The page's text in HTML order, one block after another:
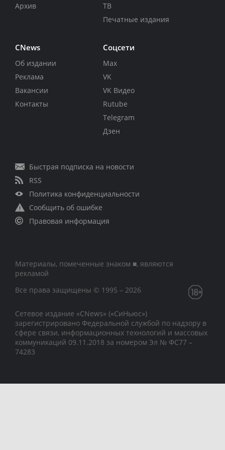
Архив
ТВ
Печатные издания
CNews
Об издании
Реклама
Вакансии
Контакты
Соцсети
Max
VK
VK Видео
Rutube
Telegram
Дзен
Быстрая подписка на новости
RSS
Политика конфиденциальности
Сообщить об ошибке
Правовая информация
Материалы, помеченные знаком ■, являются
рекламой
Все права защищены © 1995 – 2026
Сетевое издание «CNews» («СиНьюс»)
зарегистрировано Федеральной службой по надзору в
сфере связи, информационных технологий и массовых
коммуникаций 09.11.2018 за номером Эл № ФС77 –
74283